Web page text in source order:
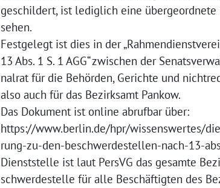
geschildert, ist lediglich eine
sehen.
Festgelegt ist dies in der
13 Abs. 1 S. 1 AGG“ zwischen der
nalrat für die Behörden, Gerichte und
also auch für das Bezirksamt Pankow.
Das Dokument ist online abrufbar über:
https://www.berlin.de/hpr/wissenswertes/
rung-zu-den-beschwerdestellen-nach-13-
Dienststelle ist laut PersVG das gesamte
schwerdestelle für alle Beschäftigten des